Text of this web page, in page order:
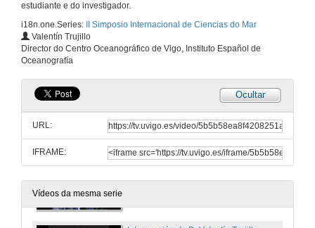
estudiante e do investigador.
i18n.one.Series:
II Simposio Internacional de Ciencias do Mar
Valentín Trujillo
Director do Centro Oceanográfico de Vigo, Instituto Español de
Oceanografía
Ocultar
URL:
IFRAME:
Vídeos da mesma serie
Intervención de Dª. Aida Fernández
27 de abr. de 2009
Intervención de D. José Martínez